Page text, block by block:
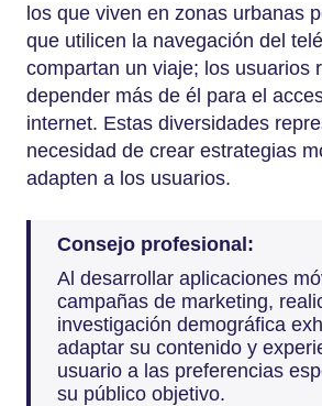
los que viven en zonas urbanas
que utilicen la navegación del
compartan un viaje; los usuarios
depender más de él para el
internet. Estas diversidades
necesidad de crear estrategias
adapten a los usuarios.
Consejo profesional:
Al desarrollar aplicaciones
campañas de marketing,
investigación demográfica
adaptar su contenido y
usuario a las preferencias
su público objetivo.